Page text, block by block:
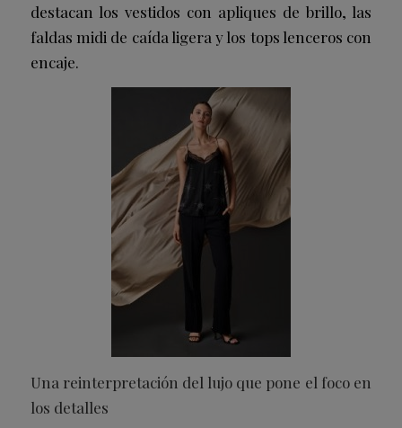
destacan los vestidos con apliques de brillo, las
faldas midi de caída ligera y los tops lenceros con
encaje.
Una reinterpretación del lujo que pone el foco en
los detalles